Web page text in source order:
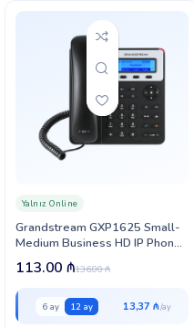
Grandstream GXP1625 Small-
Medium Business HD IP Phone
(GXP1625)
Yalnız Online
136.00₼
113.00 ₼
6 ay 12 ay 13,37 ₼